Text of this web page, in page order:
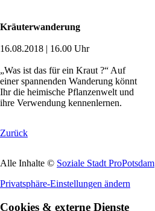
Kräuterwanderung
16.08.2018 | 16.00 Uhr
„Was ist das für ein Kraut ?“ Auf
einer spannenden Wanderung könnt
Ihr die heimische Pflanzenwelt und
ihre Verwendung kennenlernen.
Zurück
Alle Inhalte © Soziale Stadt ProPotsdam
Privatsphäre-Einstellungen ändern
Cookies & externe Dienste